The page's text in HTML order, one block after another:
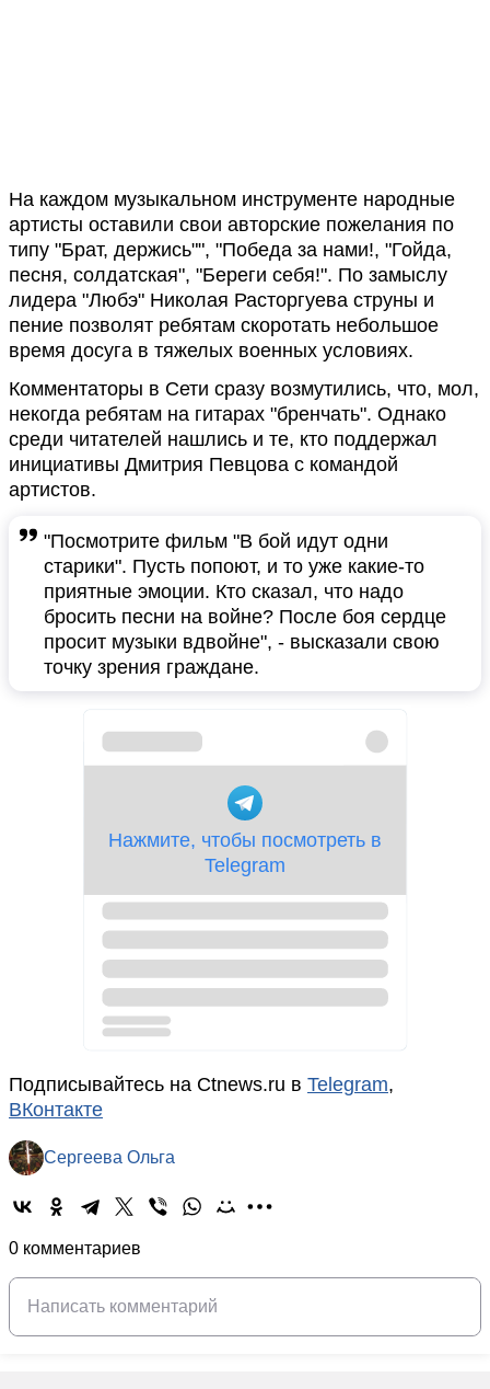
На каждом музыкальном инструменте народные
артисты оставили свои авторские пожелания по
типу "Брат, держись"", "Победа за нами!, "Гойда,
песня, солдатская", "Береги себя!". По замыслу
лидера "Любэ" Николая Расторгуева струны и
пение позволят ребятам скоротать небольшое
время досуга в тяжелых военных условиях.
Комментаторы в Сети сразу возмутились, что, мол,
некогда ребятам на гитарах "бренчать". Однако
среди читателей нашлись и те, кто поддержал
инициативы Дмитрия Певцова с командой
артистов.
"Посмотрите фильм "В бой идут одни
старики". Пусть попоют, и то уже какие-то
приятные эмоции. Кто сказал, что надо
бросить песни на войне? После боя сердце
просит музыки вдвойне", - высказали свою
точку зрения граждане.
Подписывайтесь на Ctnews.ru в Telegram,
ВКонтакте
Сергеева Ольга
0 комментариев